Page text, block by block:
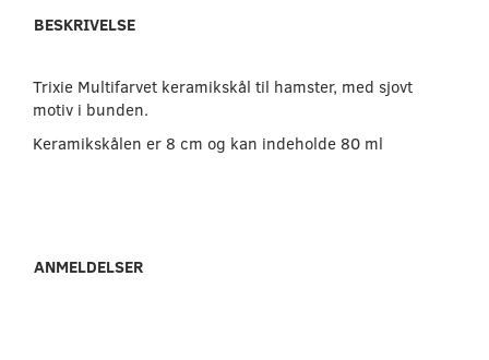
BESKRIVELSE
Trixie Multifarvet keramikskål til hamster, med sjovt
motiv i bunden.
Keramikskålen er 8 cm og kan indeholde 80 ml
ANMELDELSER